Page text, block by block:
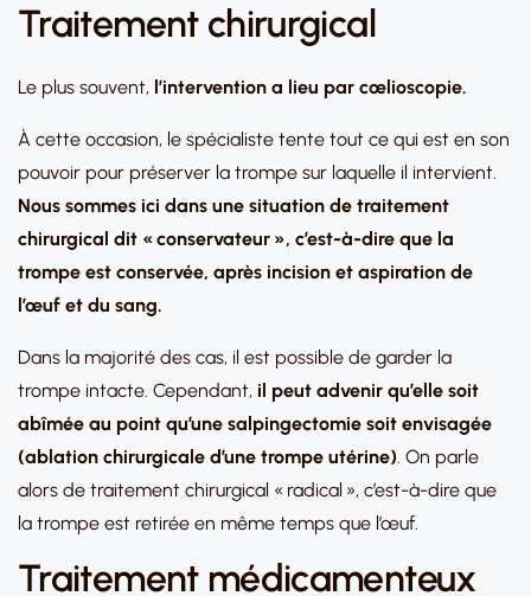
Traitement chirurgical
Le plus souvent, l’intervention a lieu par cœlioscopie.
À cette occasion, le spécialiste tente tout ce qui est en son
pouvoir pour préserver la trompe sur laquelle il intervient.
Nous sommes ici dans une situation de traitement
chirurgical dit « conservateur », c’est-à-dire que la
trompe est conservée, après incision et aspiration de
l’œuf et du sang.
Dans la majorité des cas, il est possible de garder la
trompe intacte. Cependant, il peut advenir qu’elle soit
abîmée au point qu’une salpingectomie soit envisagée
(ablation chirurgicale d’une trompe utérine). On parle
alors de traitement chirurgical « radical », c’est-à-dire que
la trompe est retirée en même temps que l’œuf.
Traitement médicamenteux